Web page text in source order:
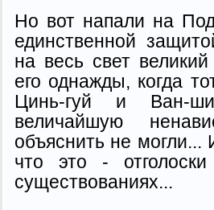
Но вот напали на
единственной
на весь свет
его однажды, когда
Цинь-гуй и Ван-
величайшую
объяснить не
что это -
существованиях...